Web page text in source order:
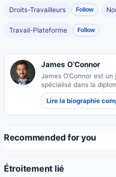
Droits-Travailleurs Follow
Travail-Plateforme Follow
James O’Connor
James O’Connor est
spécialisé dans la
couverture perspicace
mondiales et la
optique humaniste.
Lire la biographie
Recommended for you
Étroitement lié